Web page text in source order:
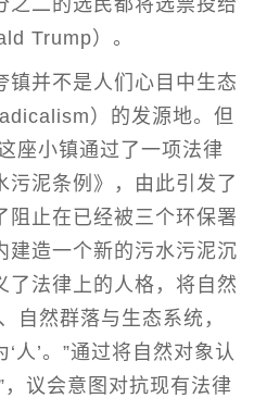
Trump）。
镇并不是人们心目中生态
）的发源地。但
座小镇通过了一项法律
泥条例》，由此引发了
阻止在已经被三个环保署
建造一个新的污水污泥沉
了法律上的人格，将自然
自然群落与生态系统，
人’。”通过将自然对象认
，议会意图对抗现有法律